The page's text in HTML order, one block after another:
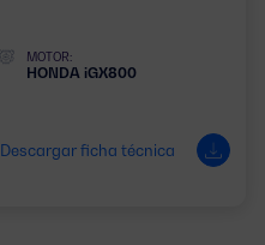
MOTOR:
HONDA iGX800
Descargar ficha técnica